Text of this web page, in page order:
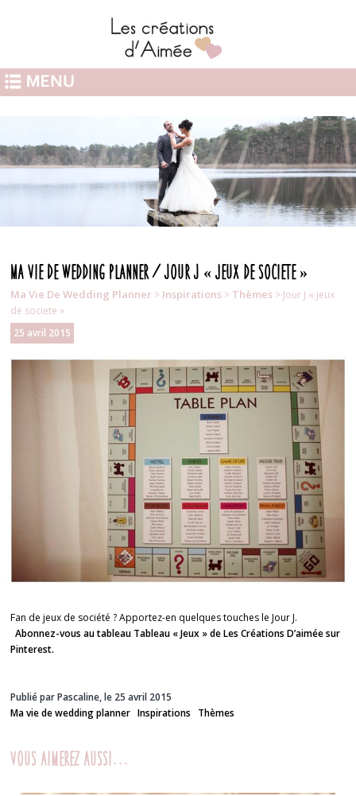
Ma Vie De Wedding Planner / Jour J « jeux de societe »
Ma Vie De Wedding Planner > Inspirations > Thèmes > Jour J « jeux
de societe »
25 avril 2015
Fan de jeux de société ? Apportez-en quelques touches le Jour J.
Abonnez-vous au tableau Tableau « Jeux » de Les Créations D’aimée sur
Pinterest.
Publié par Pascaline, le 25 avril 2015
Ma vie de wedding planner Inspirations Thèmes
Vous aimerez aussi...